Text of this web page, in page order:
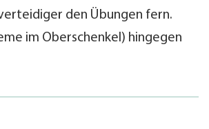
den Übungen fern.
im Oberschenkel) hingegen